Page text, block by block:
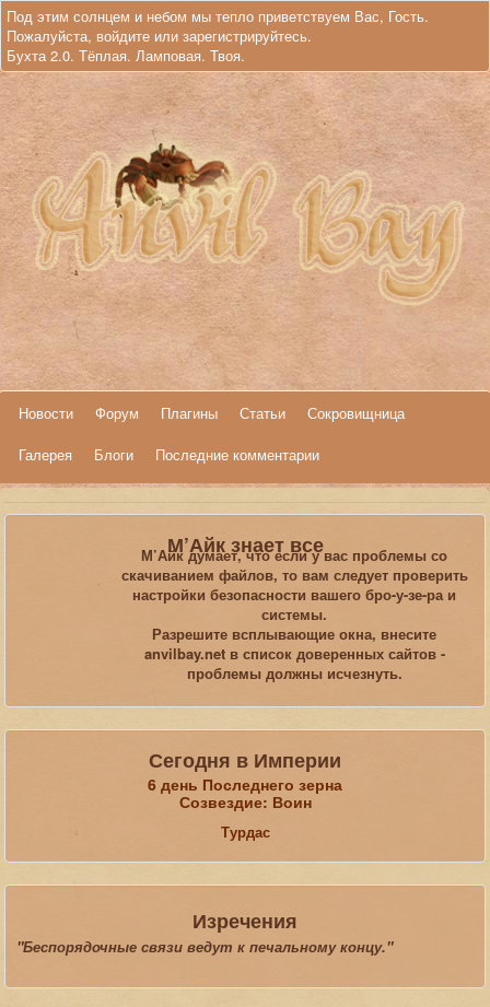
Под этим солнцем и небом мы тепло приветствуем Вас, Гость.
Пожалуйста, войдите или зарегистрируйтесь.
Бухта 2.0. Тёплая. Ламповая. Твоя.
Новости Форум Плагины Статьи
Сокровищница
Галерея
Блоги Последние комментарии
М’Айк знает все
М’Айк думает, что если у вас проблемы со
скачиванием файлов, то вам следует проверить
настройки безопасности вашего бро-у-зе-ра и
системы.
Разрешите всплывающие окна, внесите
anvilbay.net в список доверенных сайтов -
проблемы должны исчезнуть.
Сегодня в Империи
6 день Последнего зерна
Созвездие: Воин
Турдас
Изречения
"Беспорядочные связи ведут к печальному концу."